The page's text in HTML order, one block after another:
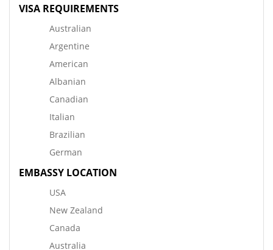
VISA REQUIREMENTS
Australian
Argentine
American
Albanian
Canadian
Italian
Brazilian
German
EMBASSY LOCATION
USA
New Zealand
Canada
Australia